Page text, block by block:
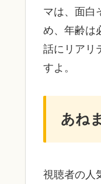
マは、面白
め、年齢は
話にリアリ
すよ。
あね
視聴者の人